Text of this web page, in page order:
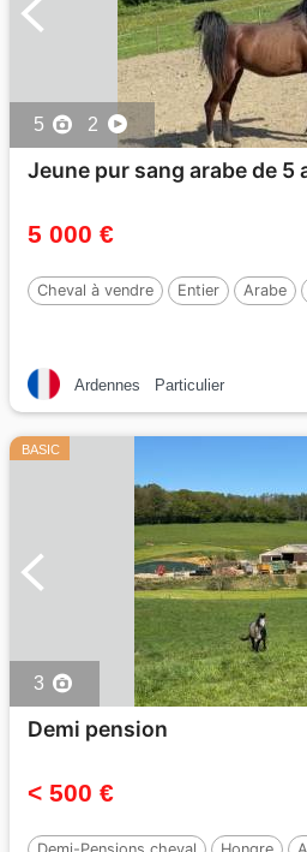
5 2
Jeune pur sang arabe de 5
5 000 €
Cheval à vendre Entier Arabe
Ardennes Particulier
BASIC
3
Demi pension
< 500 €